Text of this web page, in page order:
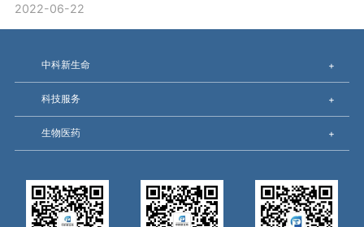
2022-06-22
中科新生命 +
科技服务 +
生物医药 +